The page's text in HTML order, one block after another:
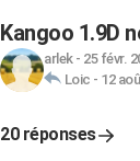
Kangoo 1.9D
arlek- 25 févr.
Loic - 12
20 réponses